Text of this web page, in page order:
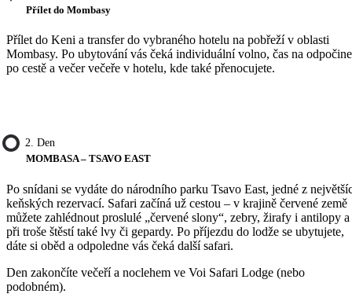
Přílet do Mombasy
Přílet do Keni a transfer do vybraného hotelu na pobřeží v oblasti
Mombasy. Po ubytování vás čeká individuální volno, čas na
po cestě a večer večeře v hotelu, kde také přenocujete.
2. Den
MOMBASA – TSAVO EAST
Po snídani se vydáte do národního parku Tsavo East, jedné z
keňských rezervací. Safari začíná už cestou – v krajině červené země
můžete zahlédnout proslulé „červené slony“, zebry, žirafy i antilopy a
při troše štěstí také lvy či gepardy. Po příjezdu do lodže se ubytujete,
dáte si oběd a odpoledne vás čeká další safari.
Den zakončíte večeří a noclehem ve Voi Safari Lodge (nebo
podobném).